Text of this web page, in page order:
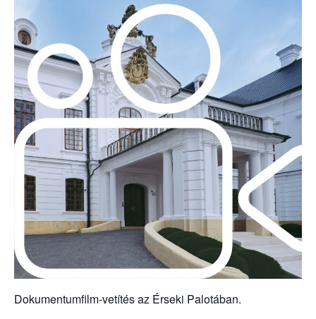
Dokumentumfilm-vetítés az Érseki Palotában.